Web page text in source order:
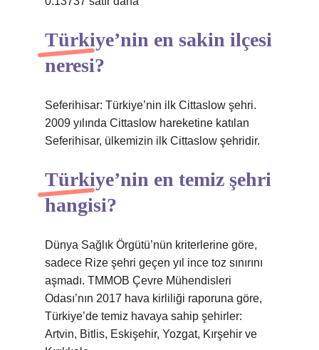
Türkiye’nin en sakin ilçesi
neresi?
Seferihisar: Türkiye’nin ilk Cittaslow şehri.
2009 yılında Cittaslow hareketine katılan
Seferihisar, ülkemizin ilk Cittaslow şehridir.
Türkiye’nin en temiz şehri
hangisi?
Dünya Sağlık Örgütü’nün kriterlerine göre,
sadece Rize şehri geçen yıl ince toz sınırını
aşmadı. TMMOB Çevre Mühendisleri
Odası’nın 2017 hava kirliliği raporuna göre,
Türkiye’de temiz havaya sahip şehirler:
Artvin, Bitlis, Eskişehir, Yozgat, Kırşehir ve